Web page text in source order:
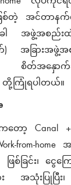
ြစ်တဲ့ အင်တာန
အခါ အဖွဲ့အ
) အခြားအဖွဲ့အ
စိတ်အနှောက်အ
တို့ကြုံရပါတယ်။
နဲ့ကတော့
from-
ဖြစ်ခြင်း၊ ငွ
အသုံးပြုပြီး